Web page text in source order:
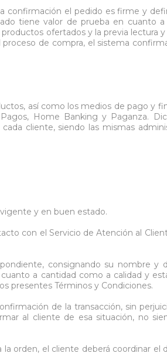
confirmación el pedido es firme y
tiene valor de prueba en cuanto a
ofertados y la previa lectura
de compra, el sistema
así como los medios de pago y
Home Banking y Paganza.
cliente, siendo las mismas
y en buen estado.
con el Servicio de Atención al
consignando su nombre y
a cantidad como a calidad y
presentes Términos y Condiciones.
de la transacción, sin
al cliente de esa situación, no
orden, el cliente deberá coordinar el